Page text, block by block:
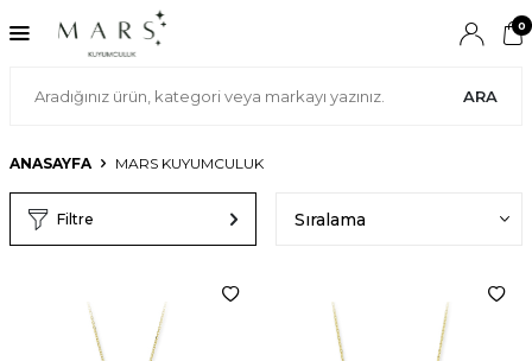
ARA
0
ANASAYFA MARS KUYUMCULUK
Filtre